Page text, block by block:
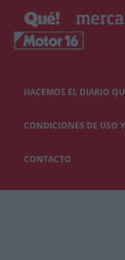
HACEMOS EL DIARIO
CONDICIONES DE USO
CONTACTO